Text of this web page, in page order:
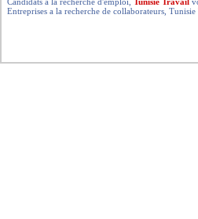
Entreprises a la recherche de collaborateurs,